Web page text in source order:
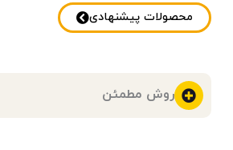
محصولات پیشنهادی
روش مطمئن